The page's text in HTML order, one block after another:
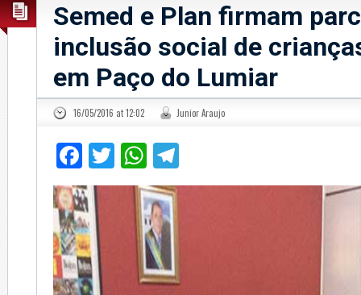
Semed e Plan firmam
inclusão social de
em Paço do Lumiar
16/05/2016 at 12:02 Junior Araujo
Facebook
TwitterWhatsApp